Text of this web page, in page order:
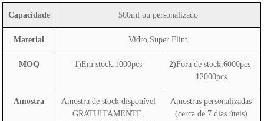
Capacidade 500ml ou personalizado
Material Vidro Super Flint
MOQ 1)Em stock:1000pcs
2)Fora de stock:6000pcs-
12000pcs
Amostra
Amostra de stock disponível
GRATUITAMENTE,
Amostras personalizadas
(cerca de 7 dias úteis)